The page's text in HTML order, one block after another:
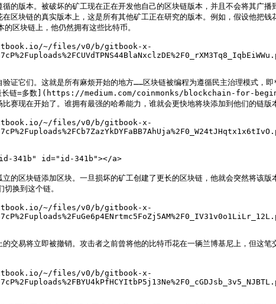
的版本。被破坏的矿工现在正在开发他自己的区块链版本，并且不会将其广
区块链的真实版本上，这是所有其他矿工正在研究的版本。例如，假设他把
区块链上，他仍然拥有这些比特币。
~/files/v0/b/gitbook-x-
证它们。这就是所有麻烦开始的地方……区块链被编程为遵循民主治理模式
；最长链=多数](https://medium.com/coinmonks/blockchain-for-
赛现在开始了。谁拥有最强的哈希能力，谁就会更快地将块添加到他们的链版
~/files/v0/b/gitbook-x-
341b" id="id-341b"></a>
的区块链添加区块。一旦损坏的矿工创建了更长的区块链，他就会突然将该
换到这个链。
~/files/v0/b/gitbook-x-
交易将立即被撤销。攻击者之前曾将他的比特币花在一辆兰博基尼上，但这
~/files/v0/b/gitbook-x-